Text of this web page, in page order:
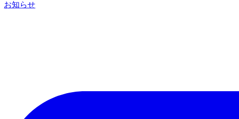
お知らせ